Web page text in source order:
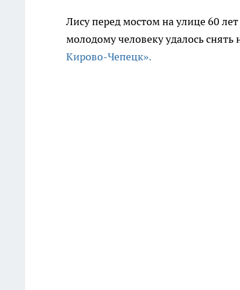
Лису перед мостом на улице 60
молодому человеку удалось
Кирово-Чепецк».